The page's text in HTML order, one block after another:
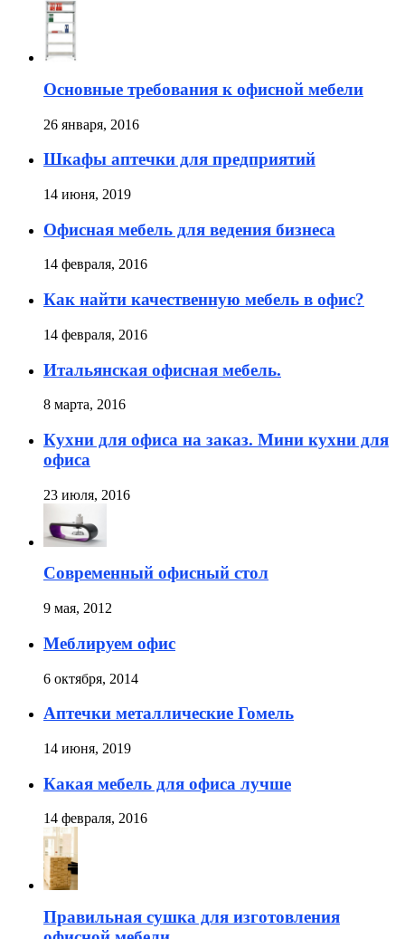
Основные требования к офисной мебели
26 января, 2016
Шкафы аптечки для предприятий
14 июня, 2019
Офисная мебель для ведения бизнеса
14 февраля, 2016
Как найти качественную мебель в офис?
14 февраля, 2016
Итальянская офисная мебель.
8 марта, 2016
Кухни для офиса на заказ. Мини кухни для
офиса
23 июля, 2016
Современный офисный стол
9 мая, 2012
Меблируем офис
6 октября, 2014
Аптечки металлические Гомель
14 июня, 2019
Какая мебель для офиса лучше
14 февраля, 2016
Правильная сушка для изготовления